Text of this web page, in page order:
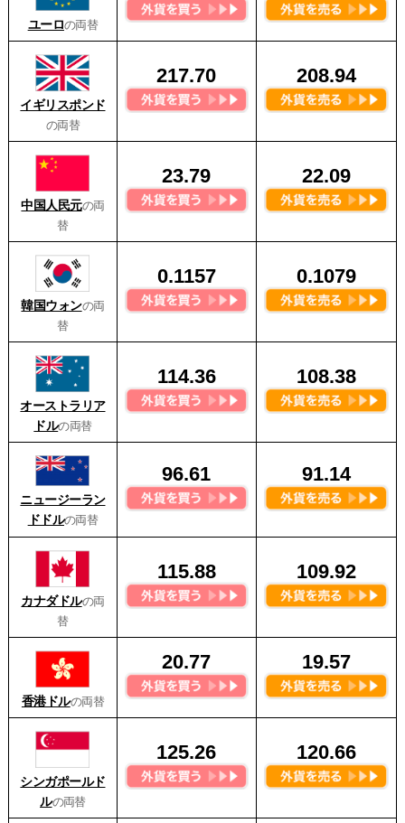
ユーロの両替
イギリスポンド
の両替
217.70 208.94
中国人民元の両
替
23.79 22.09
韓国ウォンの両
替
0.1157 0.1079
オーストラリア
ドルの両替
114.36 108.38
ニュージーラン
ドドルの両替
96.61 91.14
カナダドルの両
替
115.88 109.92
香港ドルの両替
20.77 19.57
シンガポールド
ルの両替
125.26 120.66